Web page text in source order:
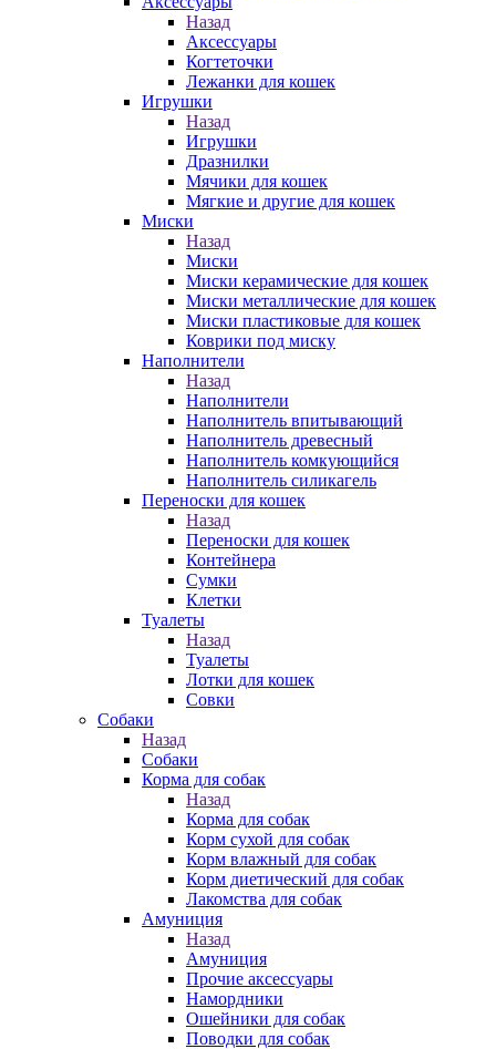
Назад
Аксессуары
Когтеточки
Лежанки для кошек
Игрушки
Назад
Игрушки
Дразнилки
Мячики для кошек
Мягкие и другие для кошек
Миски
Назад
Миски
Миски керамические для кошек
Миски металлические для кошек
Миски пластиковые для кошек
Коврики под миску
Наполнители
Назад
Наполнители
Наполнитель впитывающий
Наполнитель древесный
Наполнитель комкующийся
Наполнитель силикагель
Переноски для кошек
Назад
Переноски для кошек
Контейнера
Сумки
Клетки
Туалеты
Назад
Туалеты
Лотки для кошек
Совки
Собаки
Назад
Собаки
Корма для собак
Назад
Корма для собак
Корм сухой для собак
Корм влажный для собак
Корм диетический для собак
Лакомства для собак
Амуниция
Назад
Амуниция
Прочие аксессуары
Намордники
Ошейники для собак
Поводки для собак